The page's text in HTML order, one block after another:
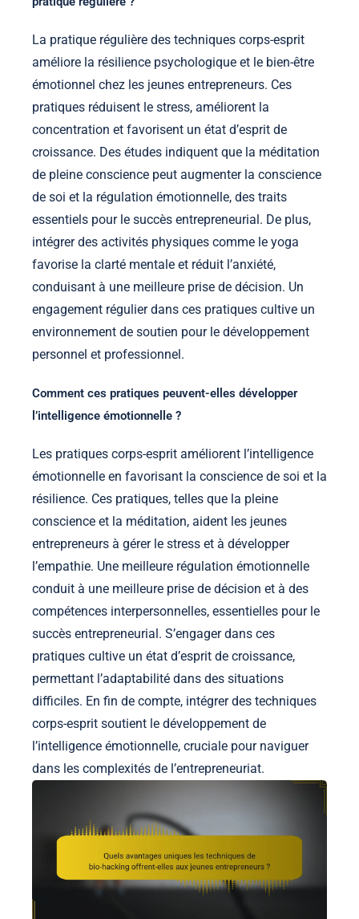
La pratique régulière des techniques corps-esprit
améliore la résilience psychologique et le bien-être
émotionnel chez les jeunes entrepreneurs. Ces
pratiques réduisent le stress, améliorent la
concentration et favorisent un état d’esprit de
croissance. Des études indiquent que la méditation
de pleine conscience peut augmenter la conscience
de soi et la régulation émotionnelle, des traits
essentiels pour le succès entrepreneurial. De plus,
intégrer des activités physiques comme le yoga
favorise la clarté mentale et réduit l’anxiété,
conduisant à une meilleure prise de décision. Un
engagement régulier dans ces pratiques cultive un
environnement de soutien pour le développement
personnel et professionnel.
Comment ces pratiques peuvent-elles développer
l’intelligence émotionnelle ?
Les pratiques corps-esprit améliorent l’intelligence
émotionnelle en favorisant la conscience de soi et la
résilience. Ces pratiques, telles que la pleine
conscience et la méditation, aident les jeunes
entrepreneurs à gérer le stress et à développer
l’empathie. Une meilleure régulation émotionnelle
conduit à une meilleure prise de décision et à des
compétences interpersonnelles, essentielles pour le
succès entrepreneurial. S’engager dans ces
pratiques cultive un état d’esprit de croissance,
permettant l’adaptabilité dans des situations
difficiles. En fin de compte, intégrer des techniques
corps-esprit soutient le développement de
l’intelligence émotionnelle, cruciale pour naviguer
dans les complexités de l’entrepreneuriat.